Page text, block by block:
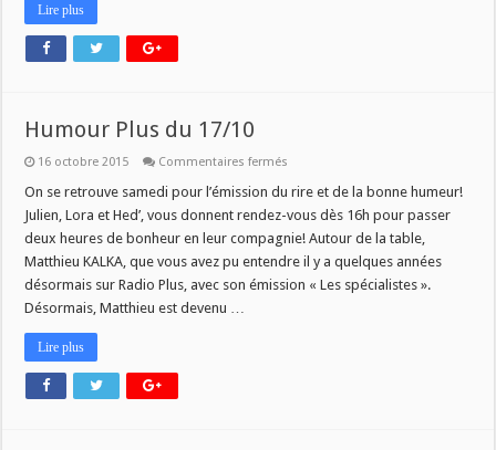
Lire plus
Humour Plus du 17/10
16 octobre 2015 Commentaires fermés
Plus
17/10
On se retrouve samedi pour l’émission du rire et de la bonne humeur!
Julien, Lora et Hed’, vous donnent rendez-vous dès 16h pour passer
deux heures de bonheur en leur compagnie! Autour de la table,
Matthieu KALKA, que vous avez pu entendre il y a quelques années
désormais sur Radio Plus, avec son émission « Les spécialistes ».
Désormais, Matthieu est devenu …
Lire plus